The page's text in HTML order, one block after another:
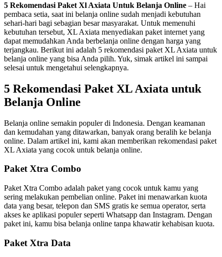
5 Rekomendasi Paket Xl Axiata Untuk Belanja Online – Hai
pembaca setia, saat ini belanja online sudah menjadi kebutuhan
sehari-hari bagi sebagian besar masyarakat. Untuk memenuhi
kebutuhan tersebut, XL Axiata menyediakan paket internet yang
dapat memudahkan Anda berbelanja online dengan harga yang
terjangkau. Berikut ini adalah 5 rekomendasi paket XL Axiata untuk
belanja online yang bisa Anda pilih. Yuk, simak artikel ini sampai
selesai untuk mengetahui selengkapnya.
5 Rekomendasi Paket XL Axiata untuk
Belanja Online
Belanja online semakin populer di Indonesia. Dengan keamanan
dan kemudahan yang ditawarkan, banyak orang beralih ke belanja
online. Dalam artikel ini, kami akan memberikan rekomendasi paket
XL Axiata yang cocok untuk belanja online.
Paket Xtra Combo
Paket Xtra Combo adalah paket yang cocok untuk kamu yang
sering melakukan pembelian online. Paket ini menawarkan kuota
data yang besar, telepon dan SMS gratis ke semua operator, serta
akses ke aplikasi populer seperti Whatsapp dan Instagram. Dengan
paket ini, kamu bisa belanja online tanpa khawatir kehabisan kuota.
Paket Xtra Data